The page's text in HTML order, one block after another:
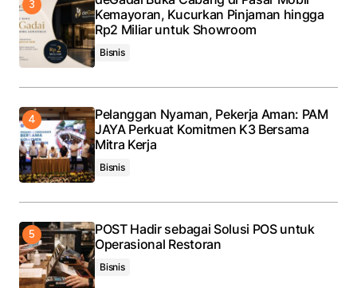
Kemayoran, Kucurkan Pinjaman hingga
Rp2 Miliar untuk Showroom
Bisnis
Pelanggan Nyaman, Pekerja Aman: PAM
JAYA Perkuat Komitmen K3 Bersama
Mitra Kerja
Bisnis
POST Hadir sebagai Solusi POS untuk
Operasional Restoran
Bisnis